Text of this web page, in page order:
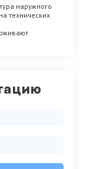
наружного
технических